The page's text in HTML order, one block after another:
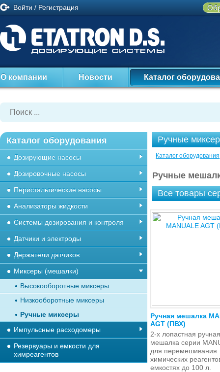
Войти / Регистрация
О компании Новости Каталог
Ручные
Каталог оборудования
Ручные
Все товары
Ручная мешалка
AGT (ПВХ)
2-х лопастная ручная
мешалка серии
для перемешивания
химических
емкостях до 100 л.
Каталог оборудования
Дозирующие насосы
Дозировочные насосы
Перистальтические насосы
Анализаторы жидкости
Системы дозирования и контроля
Датчики и электроды
Держатели датчиков
Миксеры (мешалки)
Высокооборотные миксеры
Низкооборотные миксеры
Ручные миксеры
Импульсные расходомеры
Резервуары и емкости для
химреагентов